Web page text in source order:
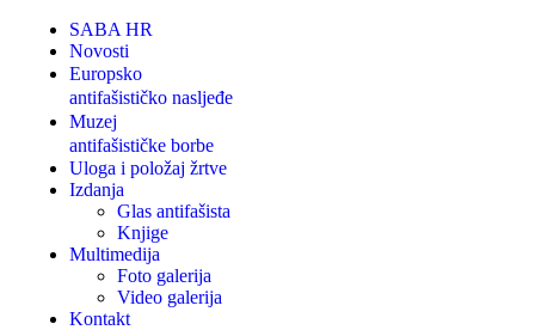
SABA HR
Novosti
Europsko
antifašističko nasljeđe
Muzej
antifašističke borbe
Uloga i položaj žrtve
Izdanja
Glas antifašista
Knjige
Multimedija
Foto galerija
Video galerija
Kontakt